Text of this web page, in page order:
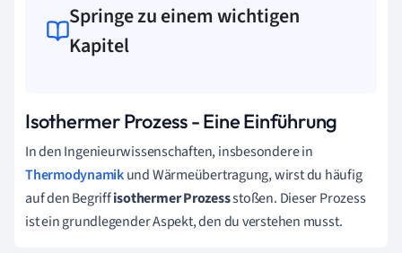
Springe zu einem wichtigen
Kapitel
Isothermer Prozess - Eine Einführung
In den Ingenieurwissenschaften, insbesondere in
Thermodynamikund Wärmeübertragung, wirst du häufig
auf den Begriffisothermer Prozessstoßen. Dieser Prozess
ist ein grundlegender Aspekt, den du verstehen musst.